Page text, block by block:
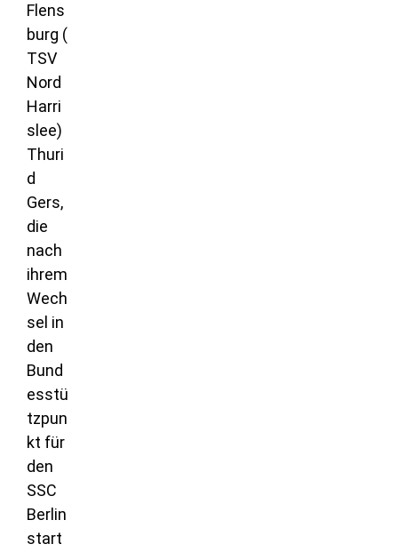
Flens
burg (
TSV
Nord
Harri
slee)
Thuri
d
Gers,
die
nach
ihrem
Wech
sel in
den
Bund
esstü
tzpun
kt für
den
SSC
Berlin
start